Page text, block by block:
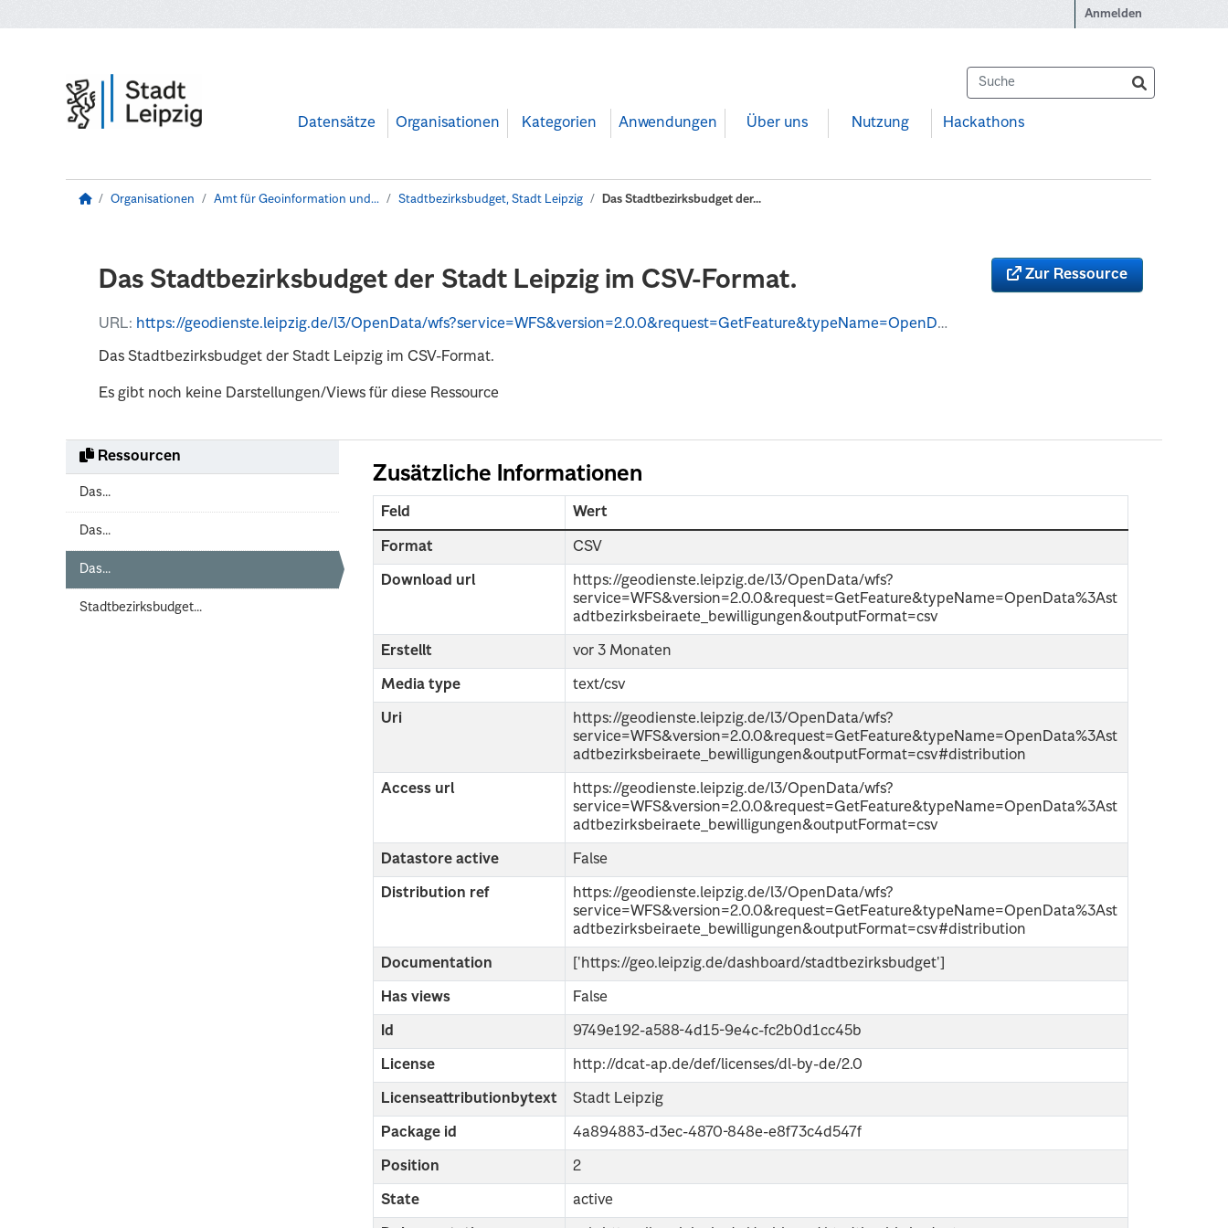
Anmelden
Datensätze Organisationen Kategorien Anwendungen Über uns Nutzung Hackathons
Organisationen Amt für Geoinformation und... Stadtbezirksbudget, Stadt Leipzig Das Stadtbezirksbudget der...
Zur Ressource
Das Stadtbezirksbudget der Stadt Leipzig im CSV-Format.
URL: https://geodienste.leipzig.de/l3/OpenData/wfs?service=WFS&version=2.0.0&request=GetFeature&typeName=OpenData%3Astadtbezirksbeiraete_bewilligungen&outputFormat=csv
Das Stadtbezirksbudget der Stadt Leipzig im CSV-Format.
Es gibt noch keine Darstellungen/Views für diese Ressource
Ressourcen
Das...
Das...
Das...
Stadtbezirksbudget...
Zusätzliche Informationen
Feld Wert
Format CSV
Download url
https://geodienste.leipzig.de/l3/OpenData/wfs?
service=WFS&version=2.0.0&request=GetFeature&typeName=OpenData%3Ast
adtbezirksbeiraete_bewilligungen&outputFormat=csv
Erstellt vor 3 Monaten
Media type text/csv
Uri
https://geodienste.leipzig.de/l3/OpenData/wfs?
service=WFS&version=2.0.0&request=GetFeature&typeName=OpenData%3Ast
adtbezirksbeiraete_bewilligungen&outputFormat=csv#distribution
Access url
https://geodienste.leipzig.de/l3/OpenData/wfs?
service=WFS&version=2.0.0&request=GetFeature&typeName=OpenData%3Ast
adtbezirksbeiraete_bewilligungen&outputFormat=csv
Datastore active False
Distribution ref
https://geodienste.leipzig.de/l3/OpenData/wfs?
service=WFS&version=2.0.0&request=GetFeature&typeName=OpenData%3Ast
adtbezirksbeiraete_bewilligungen&outputFormat=csv#distribution
Documentation ['https://geo.leipzig.de/dashboard/stadtbezirksbudget']
Has views False
Id 9749e192-a588-4d15-9e4c-fc2b0d1cc45b
License http://dcat-ap.de/def/licenses/dl-by-de/2.0
Licenseattributionbytext Stadt Leipzig
Package id 4a894883-d3ec-4870-848e-e8f73c4d547f
Position 2
State active